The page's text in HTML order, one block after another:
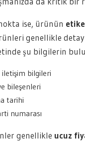
ise, ürünün
genellikle
şu bilgilerin
iletişim bilgileri
bileşenleri
tarihi
numarası
genellikle ucuz